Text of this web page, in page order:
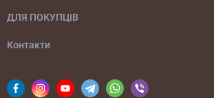
ДЛЯ ПОКУПЦІВ
Контакти